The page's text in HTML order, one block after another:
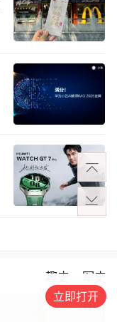
趣史 军史
立即打开